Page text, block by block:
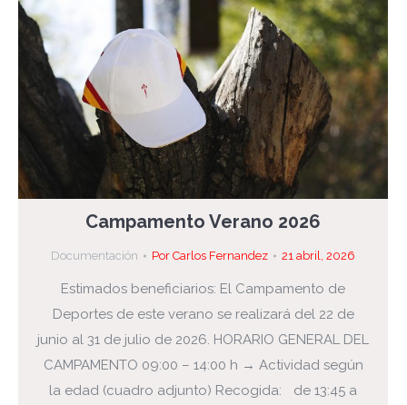
Campamento Verano 2026
Documentación Por Carlos Fernandez 21 abril, 2026
Estimados beneficiarios: El Campamento de
Deportes de este verano se realizará del 22 de
junio al 31 de julio de 2026. HORARIO GENERAL DEL
CAMPAMENTO 09:00 – 14:00 h → Actividad según
la edad (cuadro adjunto) Recogida: de 13:45 a